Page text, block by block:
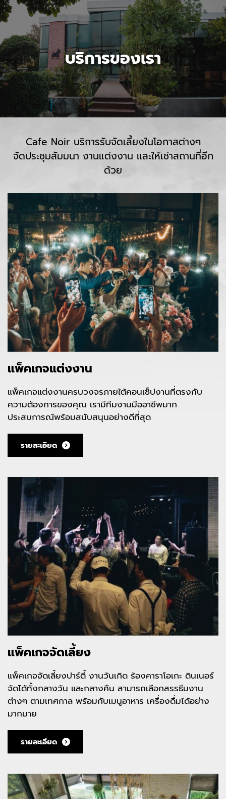
บริการของเรา
Cafe Noir บริการรับจัดเลี้ยงในโอกาสต่างๆ
จัดประชุมสัมมนา งานแต่งงาน และให้เช่าสถานที่อีก
ด้วย
แพ็คเกจแต่งงาน
แพ็คเกจแต่งงานครบวงจรภายใต้คอนเซ็ปงานที่ตรงกับ
ความต้องการของคุณ เรามีทีมงานมืออาชีพมาก
ประสบการณ์พร้อมสนับสนุนอย่างดีที่สุด
รายละเอียด
แพ็คเกจจัดเลี้ยง
แพ็คเกจจัดเลี้ยงปาร์ตี้ งานวันเกิด ร้องคาราโอเกะ ดินเนอร์
จัดได้ทั้งกลางวัน และกลางคืน สามารถเลือกสรรธีมงาน
ต่างๆ ตามเทศกาล พร้อมกับเมนูอาหาร เครื่องดื่มได้อย่าง
มากมาย
รายละเอียด